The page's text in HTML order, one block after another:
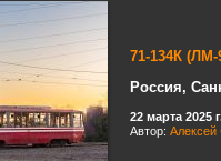
71-134К
Россия,
22 марта 2025
Автор: Алексей